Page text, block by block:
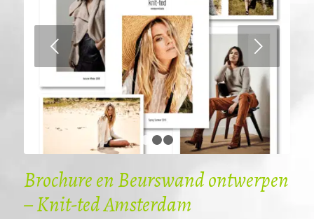
Volgende
1 2 3
Brochure en Beurswand ontwerpen
– Knit-ted Amsterdam